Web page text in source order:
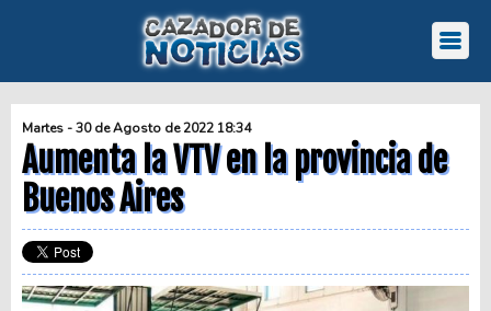
Martes - 30 de Agosto de 2022 18:34
Aumenta la VTV en la provincia de
Buenos Aires